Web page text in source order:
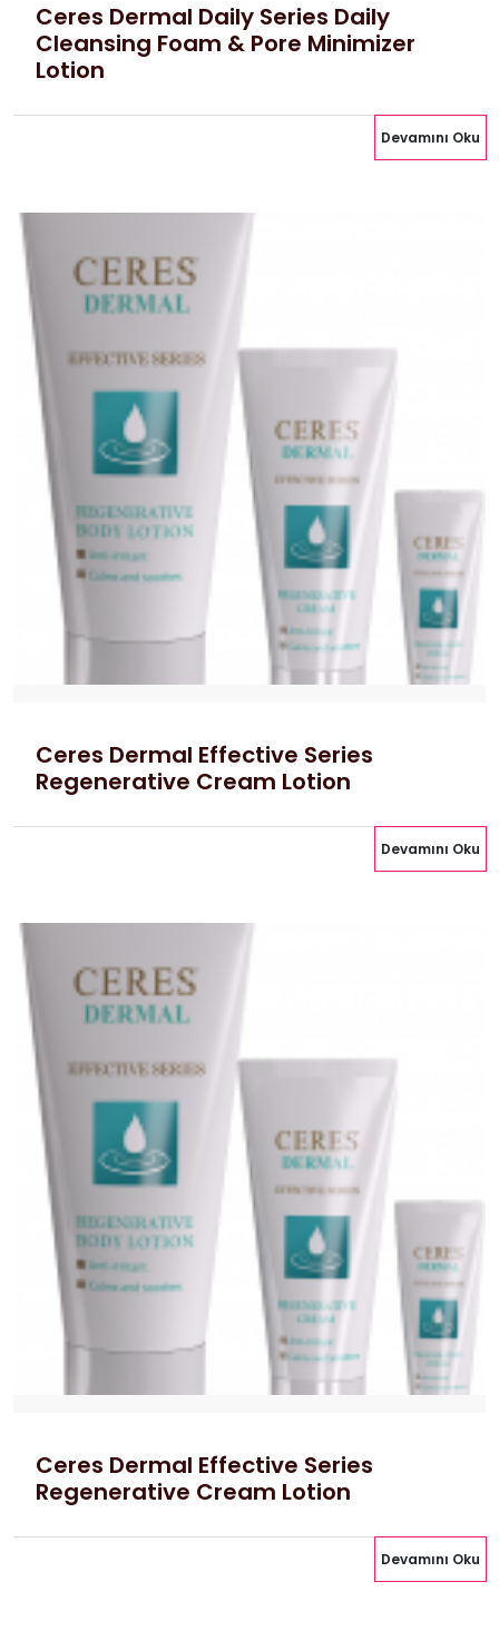
Ceres Dermal Daily Series Daily
Cleansing Foam & Pore Minimizer
Lotion
Devamını Oku
Ceres Dermal Effective Series
Regenerative Cream Lotion
Devamını Oku
Ceres Dermal Effective Series
Regenerative Cream Lotion
Devamını Oku